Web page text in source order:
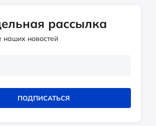
рассылка
наших новостей
ПОДПИСАТЬСЯ